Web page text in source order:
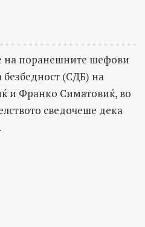
на поранешните шефови
(СДБ) на
и Франко Симатовиќ, во
сведочеше дека